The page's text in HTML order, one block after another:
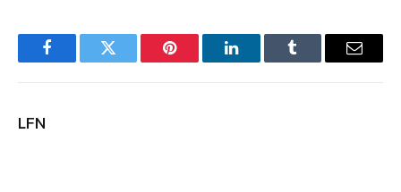
FacebookTwitter Pinterest LinkedInTumblr Email
LFN